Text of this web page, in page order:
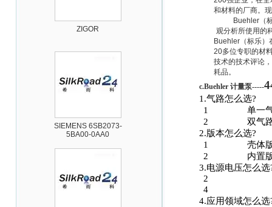
ZIGOR
SIEMENS 6SB2073-
5BA00-0AA0
和材料的厂商。
Buehler （
观分析所使用的
Buehler （标乐
20多位专职的材
技术的技术评论
耗品。
c.Buehler 计量泵-----
1.气路怎么选?
1
单一
2
双气
2.版本怎么选?
1
壳体
2
内置
3.电源电压怎么选
2
4
4.应用领域怎么选